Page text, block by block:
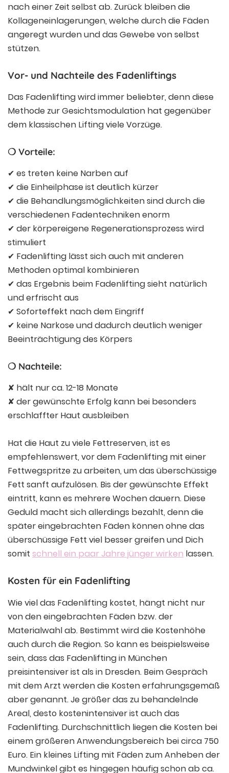
nach einer Zeit selbst ab. Zurück bleiben die
Kollageneinlagerungen, welche durch die Fäden
angeregt wurden und das Gewebe von selbst
stützen.
Vor- und Nachteile des Fadenliftings
Das Fadenlifting wird immer beliebter, denn diese
Methode zur Gesichtsmodulation hat gegenüber
dem klassischen Lifting viele Vorzüge.
❍ Vorteile:
✔ es treten keine Narben auf
✔ die Einheilphase ist deutlich kürzer
✔ die Behandlungsmöglichkeiten sind durch die
verschiedenen Fadentechniken enorm
✔ der körpereigene Regenerationsprozess wird
stimuliert
✔ Fadenlifting lässt sich auch mit anderen
Methoden optimal kombinieren
✔ das Ergebnis beim Fadenlifting sieht natürlich
und erfrischt aus
✔ Soforteffekt nach dem Eingriff
✔ keine Narkose und dadurch deutlich weniger
Beeinträchtigung des Körpers
❍ Nachteile:
✘ hält nur ca. 12-18 Monate
✘ der gewünschte Erfolg kann bei besonders
erschlaffter Haut ausbleiben
Hat die Haut zu viele Fettreserven, ist es
empfehlenswert, vor dem Fadenlifting mit einer
Fettwegspritze zu arbeiten, um das überschüssige
Fett sanft aufzulösen. Bis der gewünschte Effekt
eintritt, kann es mehrere Wochen dauern. Diese
Geduld macht sich allerdings bezahlt, denn die
später eingebrachten Fäden können ohne das
überschüssige Fett viel besser greifen und Dich
somit schnell ein paar Jahre jünger wirken lassen.
Kosten für ein Fadenlifting
Wie viel das Fadenlifting kostet, hängt nicht nur
von den eingebrachten Fäden bzw. der
Materialwahl ab. Bestimmt wird die Kostenhöhe
auch durch die Region. So kann es beispielsweise
sein, dass das Fadenlifting in München
preisintensiver ist als in Dresden. Beim Gespräch
mit dem Arzt werden die Kosten erfahrungsgemäß
aber genannt. Je größer das zu behandelnde
Areal, desto kostenintensiver ist auch das
Fadenlifting. Durchschnittlich liegen die Kosten bei
einem größeren Anwendungsbereich bei circa 750
Euro. Ein kleines Lifting mit Fäden zum Anheben der
Mundwinkel gibt es hingegen häufig schon ab ca.